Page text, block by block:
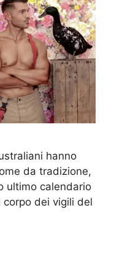
hanno
da tradizione,
ultimo calendario
dei vigili del